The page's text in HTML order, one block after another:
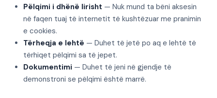
Pëlqimi i dhënë lirisht — Nuk mund ta bëni aksesin
në faqen tuaj të internetit të kushtëzuar me pranimin
e cookies.
Tërheqja e lehtë — Duhet të jetë po aq e lehtë të
tërhiqet pëlqimi sa të jepet.
Dokumentimi — Duhet të jeni në gjendje të
demonstroni se pëlqimi është marrë.